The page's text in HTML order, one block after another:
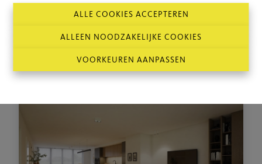
ALLE COOKIES ACCEPTEREN
ALLEEN NOODZAKELIJKE COOKIES
VOORKEUREN AANPASSEN
GELIJKVLOERS
2 123 m²